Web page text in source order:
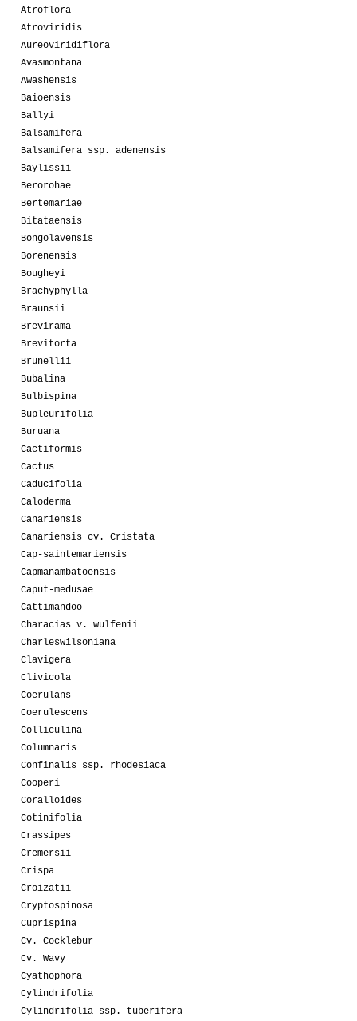
Atroflora
Atroviridis
Aureoviridiflora
Avasmontana
Awashensis
Baioensis
Ballyi
Balsamifera
Balsamifera ssp. adenensis
Baylissii
Berorohae
Bertemariae
Bitataensis
Bongolavensis
Borenensis
Bougheyi
Brachyphylla
Braunsii
Brevirama
Brevitorta
Brunellii
Bubalina
Bulbispina
Bupleurifolia
Buruana
Cactiformis
Cactus
Caducifolia
Caloderma
Canariensis
Canariensis cv. Cristata
Cap-saintemariensis
Capmanambatoensis
Caput-medusae
Cattimandoo
Characias v. wulfenii
Charleswilsoniana
Clavigera
Clivicola
Coerulans
Coerulescens
Colliculina
Columnaris
Confinalis ssp. rhodesiaca
Cooperi
Coralloides
Cotinifolia
Crassipes
Cremersii
Crispa
Croizatii
Cryptospinosa
Cuprispina
Cv. Cocklebur
Cv. Wavy
Cyathophora
Cylindrifolia
Cylindrifolia ssp. tuberifera